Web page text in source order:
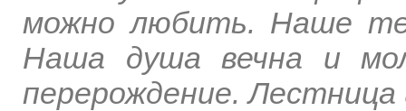
можно любить. Наше
Наша душа вечна и
перерождение. Лестница